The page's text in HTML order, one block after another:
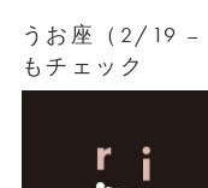
うお座（2/19
もチェック